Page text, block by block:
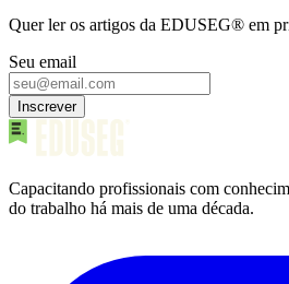
Quer ler os artigos da EDUSEG® em
Seu email
Inscrever
Capacitando profissionais com
do trabalho há mais de uma década.